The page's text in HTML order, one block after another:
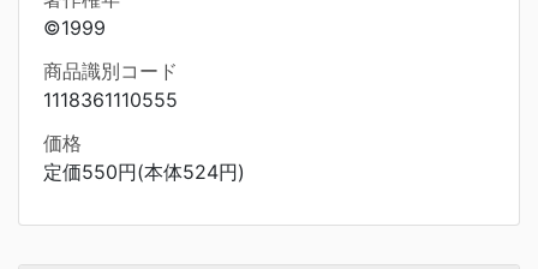
©1999
商品識別コード
1118361110555
価格
定価550円(本体524円)